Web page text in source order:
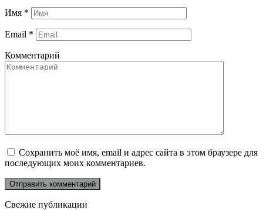
Имя *
Email *
Комментарий
Сохранить моё имя, email и адрес сайта в этом браузере для
последующих моих комментариев.
Свежие публикации